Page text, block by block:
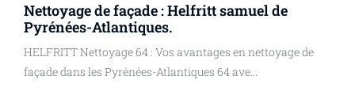
Nettoyage de façade : Helfritt samuel de
Pyrénées-Atlantiques.
HELFRITT Nettoyage 64 : Vos avantages en nettoyage de
façade dans les Pyrénées-Atlantiques 64 ave...